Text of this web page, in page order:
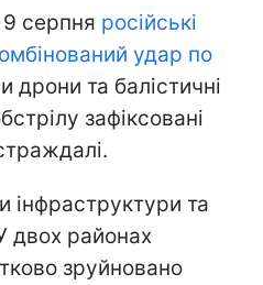
серпня російські
удар по
дрони та балістичні
зафіксовані
інфраструктури та
двох районах
зруйновано